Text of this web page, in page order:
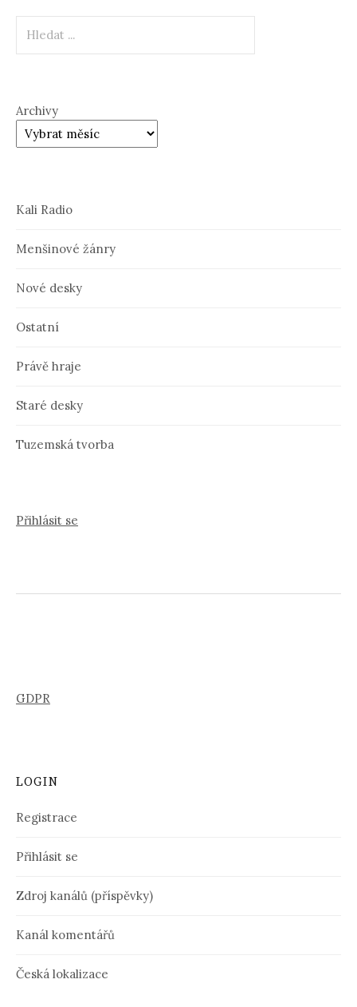
Archivy
Kali Radio
Menšinové žánry
Nové desky
Ostatní
Právě hraje
Staré desky
Tuzemská tvorba
Přihlásit se
GDPR
LOGIN
Registrace
Přihlásit se
Zdroj kanálů (příspěvky)
Kanál komentářů
Česká lokalizace